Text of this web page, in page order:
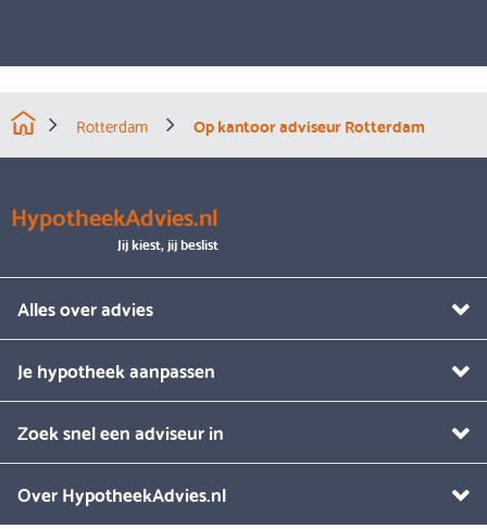
Rotterdam Op kantoor adviseur Rotterdam
HypotheekAdvies.nl
Jij kiest, jij beslist
Alles over advies
Je hypotheek aanpassen
Zoek snel een adviseur in
Over HypotheekAdvies.nl